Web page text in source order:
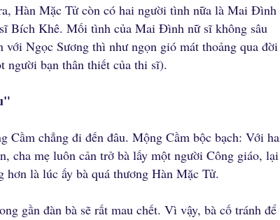
Hàn Mặc Tử còn có hai người tình nữa là Mai Đình
Bích Khê. Mối tình của Mai Đình nữ sĩ không sâu
Ngọc Sương thì như ngọn gió mát thoảng qua đời
người bạn thân thiết của thi sĩ).
Cầm chẳng đi đến đâu. Mộng Cầm bộc bạch: Với
cha mẹ luôn cản trở bà lấy một người Công giáo,
là lúc ấy bà quá thương Hàn Mặc Tử.
gần đàn bà sẽ rất mau chết. Vì vậy, bà cố tránh để